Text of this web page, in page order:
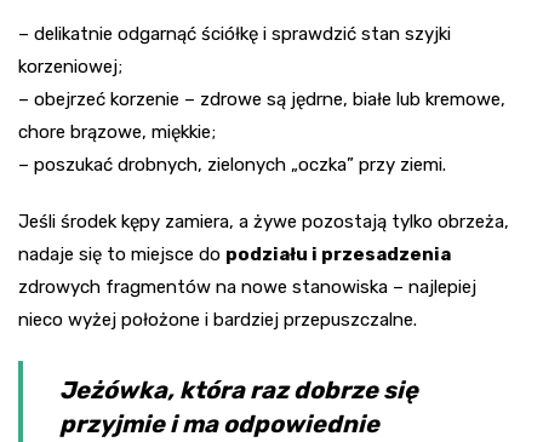
– delikatnie odgarnąć ściółkę i sprawdzić stan szyjki
korzeniowej;
– obejrzeć korzenie – zdrowe są jędrne, białe lub kremowe,
chore brązowe, miękkie;
– poszukać drobnych, zielonych „oczka” przy ziemi.
Jeśli środek kępy zamiera, a żywe pozostają tylko obrzeża,
nadaje się to miejsce do podziału i przesadzenia
zdrowych fragmentów na nowe stanowiska – najlepiej
nieco wyżej położone i bardziej przepuszczalne.
Jeżówka, która raz dobrze się
przyjmie i ma odpowiednie